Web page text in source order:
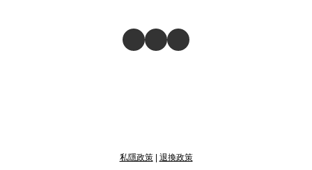
私隱政策| 退換政策